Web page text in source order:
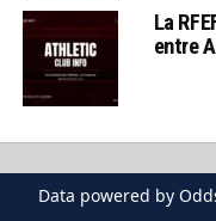
La
entre
Data powered by